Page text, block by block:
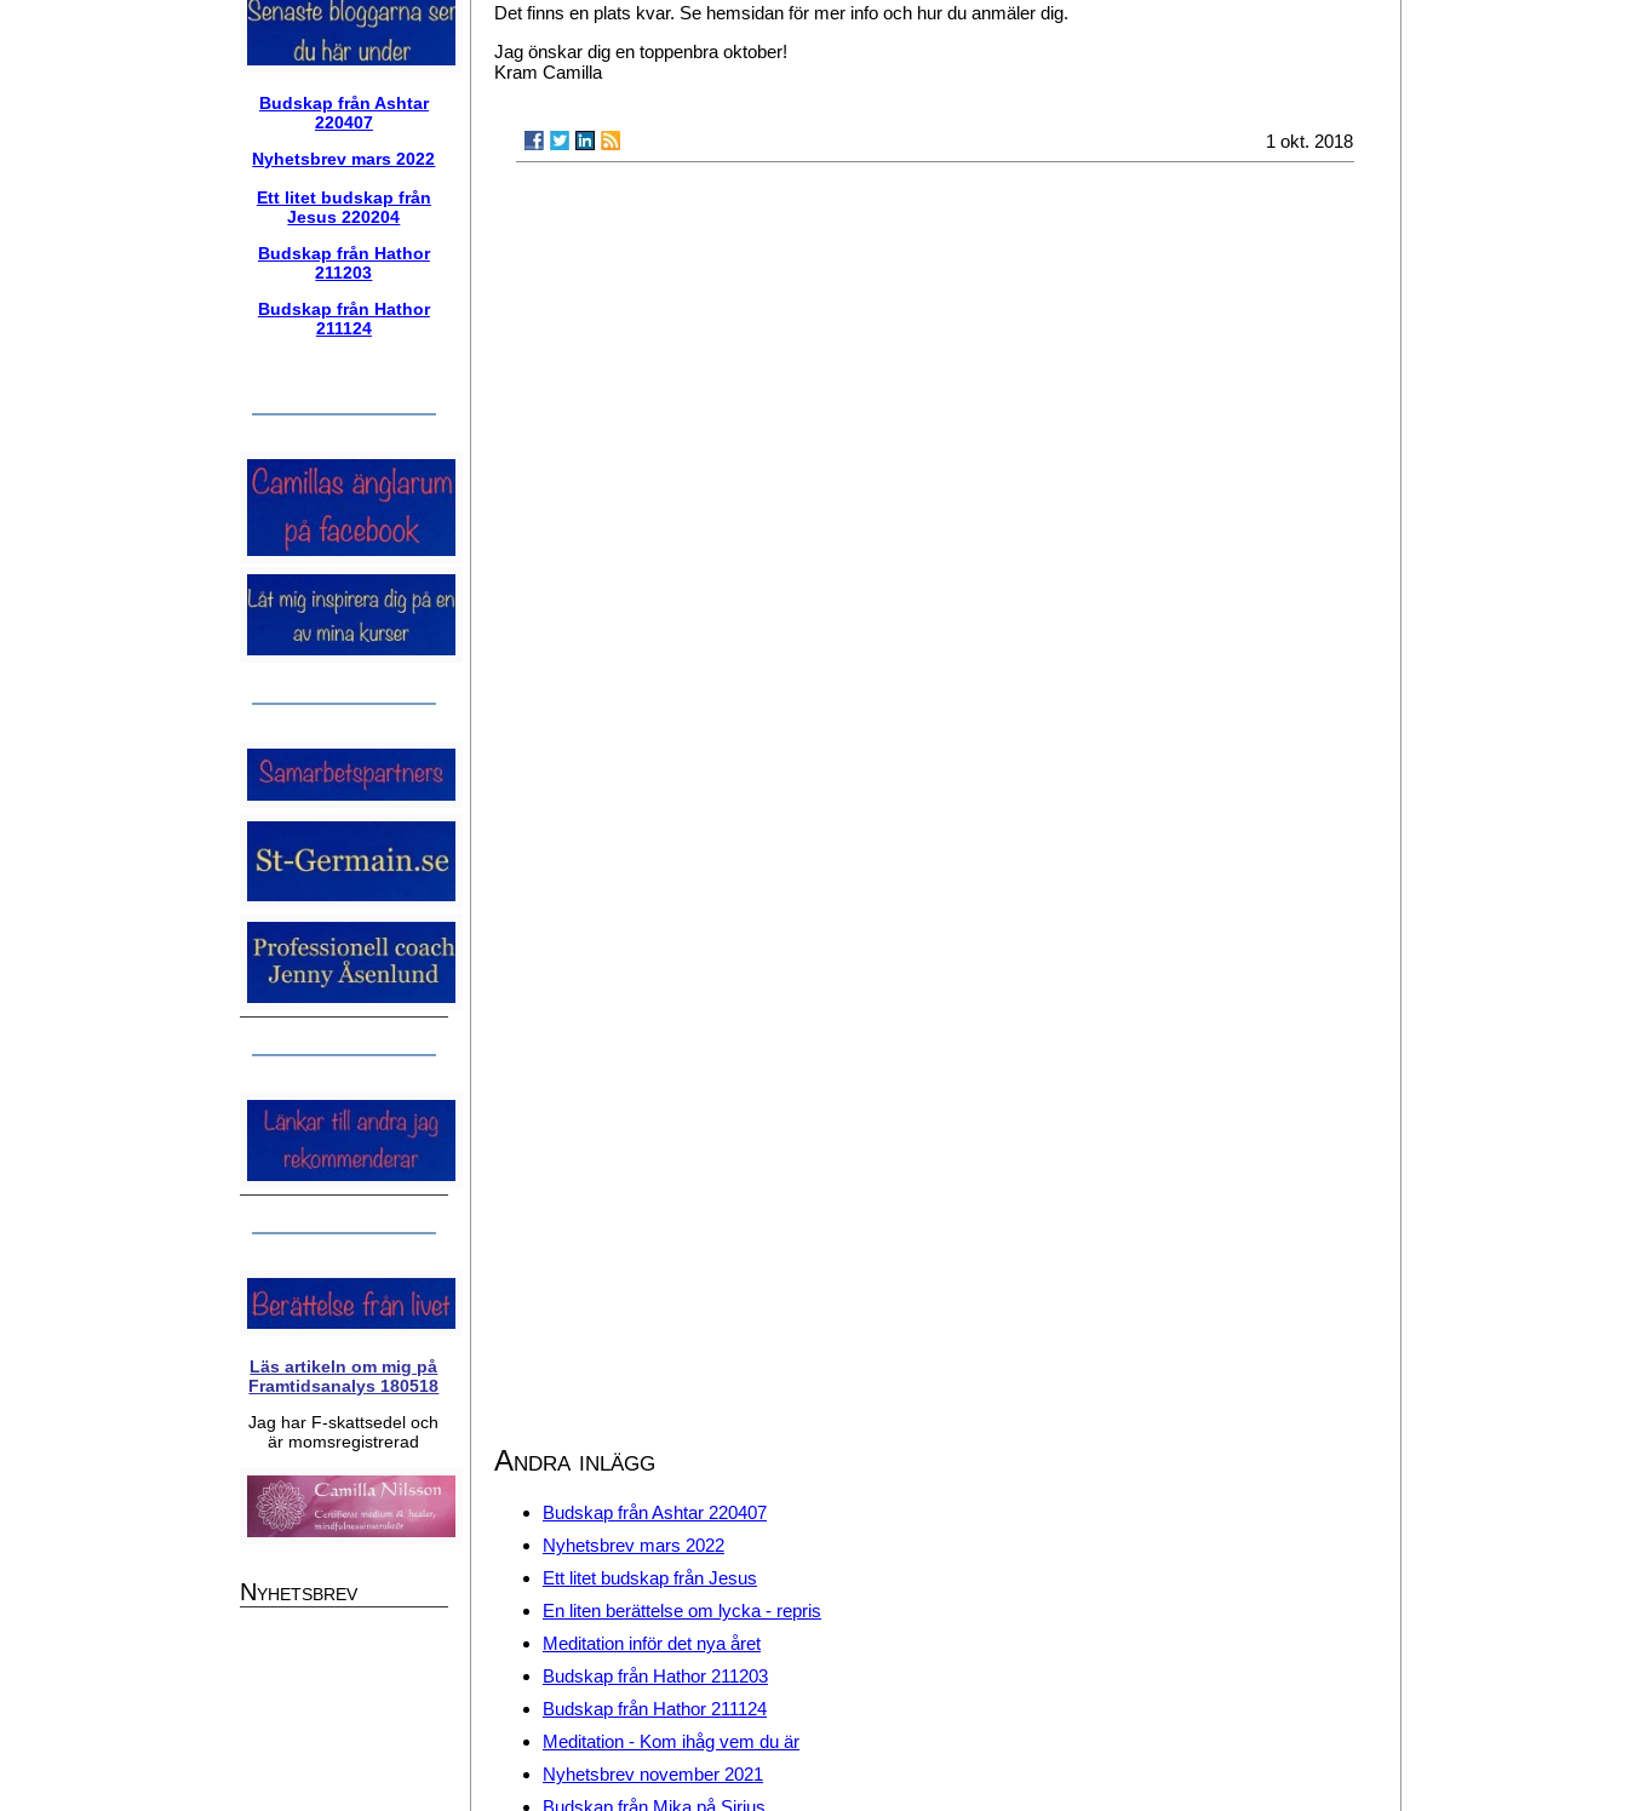
Det finns en plats kvar. Se hemsidan för mer info och hur du anmäler dig.
Jag önskar dig en toppenbra oktober!
Kram Camilla
1 okt. 2018
Andra inlägg
Budskap från Ashtar 220407
Nyhetsbrev mars 2022
Ett litet budskap från Jesus
En liten berättelse om lycka - repris
Meditation inför det nya året
Budskap från Hathor 211203
Budskap från Hathor 211124
Meditation - Kom ihåg vem du är
Nyhetsbrev november 2021
Budskap från Ashtar
220407
Nyhetsbrev mars 2022
Ett litet budskap från
Jesus 220204
Budskap från Hathor
211203
Budskap från Hathor
211124
Läs artikeln om mig på
Framtidsanalys 180518
Jag har F-skattsedel och
är momsregistrerad
Nyhetsbrev